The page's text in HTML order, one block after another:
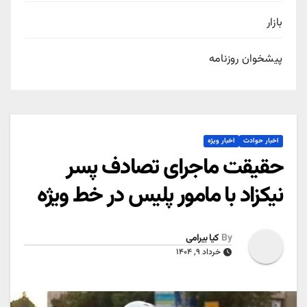
بازار
پیشخوان روزنامه
اخبار حوادث اخبار ویژه
حقیقت ماجرای تصادف پسر
نیکزاد با مامور پلیس در خط ویژه
By کیا بیرامی
خرداد ۹, ۱۴۰۴